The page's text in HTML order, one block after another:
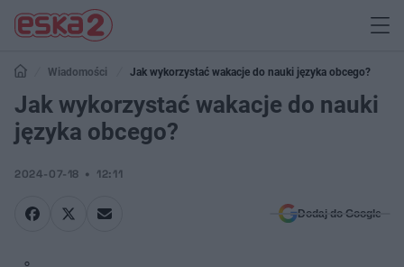
Wiadomości Jak wykorzystać wakacje do nauki języka obcego?
Jak wykorzystać wakacje do nauki
języka obcego?
2024-07-18 12:11
Dodaj do Google